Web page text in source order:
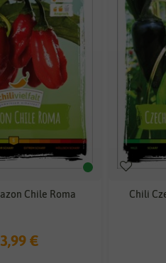
Chile Roma
3,99 €
Chili